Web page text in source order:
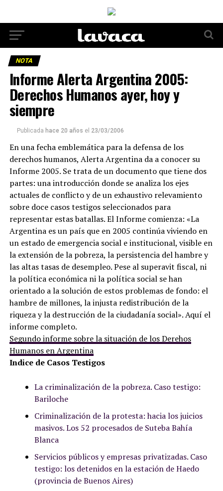
NOTA
Informe Alerta Argentina 2005:
Derechos Humanos ayer, hoy y
siempre
Publicada hace 20 años el 23/03/2006
En una fecha emblemática para la defensa de los
derechos humanos, Alerta Argentina da a conocer su
Informe 2005. Se trata de un documento que tiene dos
partes: una introducción donde se analiza los ejes
actuales de conflicto y de un exhaustivo relevamiento
sobre doce casos testigos seleccionados para
representar estas batallas. El Informe comienza: «La
Argentina es un país que en 2005 continúa viviendo en
un estado de emergencia social e institucional, visible en
la extensión de la pobreza, la persistencia del hambre y
las altas tasas de desempleo. Pese al superavit fiscal, ni
la política económica ni la política social se han
orientado a la solución de estos problemas de fondo: el
hambre de millones, la injusta redistribución de la
riqueza y la destrucción de la ciudadanía social». Aquí el
informe completo.
Segundo informe sobre la situación de los Derehos
Humanos en Argentina
Indice de Casos Testigos
La criminalización de la pobreza. Caso testigo:
Bariloche
Criminalización de la protesta: hacia los juicios
masivos. Los 52 procesados de Suteba Bahía
Blanca
Servicios públicos y empresas privatizadas. Caso
testigo: los detenidos en la estación de Haedo
(provincia de Buenos Aires)